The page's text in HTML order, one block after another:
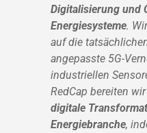
Digitalisierung und
Energiesysteme.
auf die
angepasste 5G-
industriellen
RedCap bereiten
digitale
Energiebranche,